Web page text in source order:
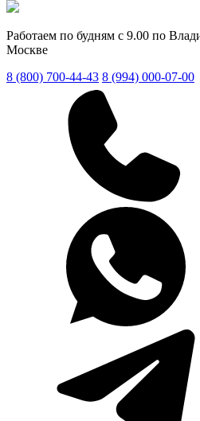
Работаем по будням с 9.00 по
Москве
8 (800) 700-44-43 8 (994) 000-07-00